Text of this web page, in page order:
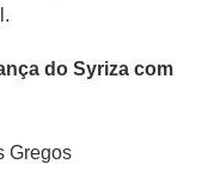
do Syriza com
Gregos